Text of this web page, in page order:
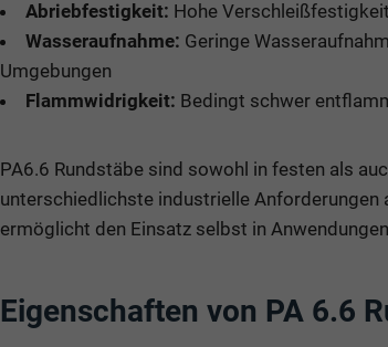
Abriebfestigkeit: Hohe
Wasseraufnahme: Geringe
Umgebungen
Flammwidrigkeit: Bedingt schwer
PA6.6 Rundstäbe sind sowohl in festen als
unterschiedlichste industrielle Anforderungen
ermöglicht den Einsatz selbst in
Eigenschaften von PA 6.6